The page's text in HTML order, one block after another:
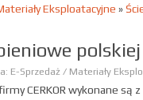
Eksploatacyjne »
E-Sprzedaż / Materiały
CERKOR wykonane są